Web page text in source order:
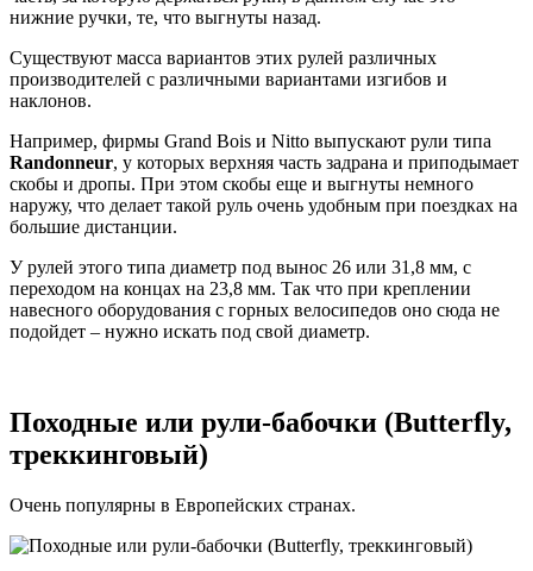
нижние ручки, те, что выгнуты назад.
Существуют масса вариантов этих рулей различных
производителей с различными вариантами изгибов и
наклонов.
Например, фирмы Grand Bois и Nitto выпускают рули типа
Randonneur, у которых верхняя часть задрана и приподымает
скобы и дропы. При этом скобы еще и выгнуты немного
наружу, что делает такой руль очень удобным при поездках на
большие дистанции.
У рулей этого типа диаметр под вынос 26 или 31,8 мм, с
переходом на концах на 23,8 мм. Так что при креплении
навесного оборудования с горных велосипедов оно сюда не
подойдет – нужно искать под свой диаметр.
Походные или рули-бабочки (Butterfly,
треккинговый)
Очень популярны в Европейских странах.